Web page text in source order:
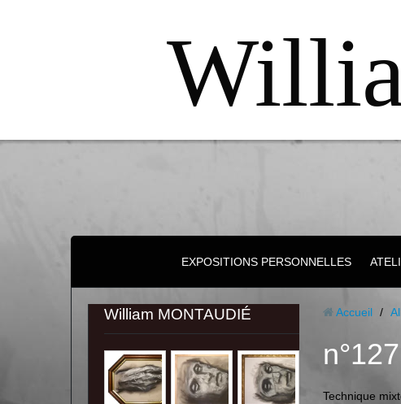
EXPOSITIONS PERSONNELLES
William MONTAUDIÉ Accueil /
Technique